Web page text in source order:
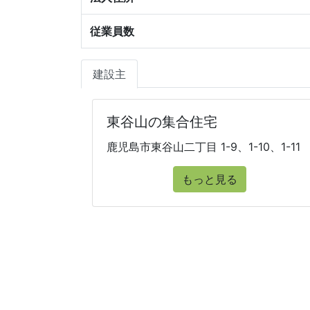
従業員数
建設主
東谷山の集合住宅
鹿児島市東谷山二丁目 1-9、1-10、1-11
もっと見る